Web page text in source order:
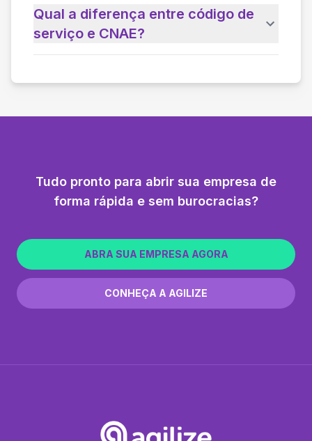
Qual a diferença entre código de
serviço e CNAE?
Tudo pronto para abrir sua empresa de
forma rápida e sem burocracias?
ABRA SUA EMPRESA AGORA
CONHEÇA A AGILIZE